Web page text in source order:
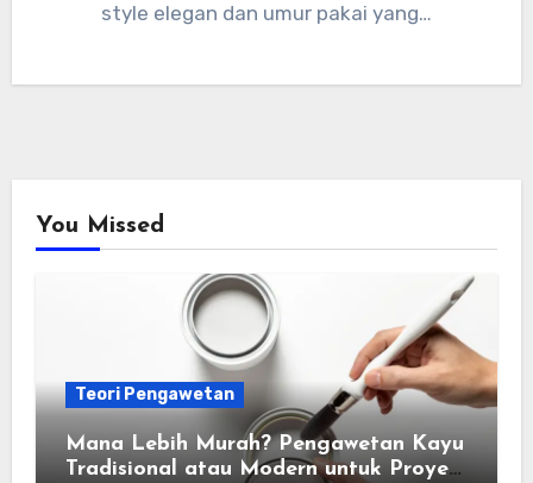
style elegan dan umur pakai yang…
You Missed
Teori Pengawetan
Mana Lebih Murah? Pengawetan Kayu
Tradisional atau Modern untuk Proyek